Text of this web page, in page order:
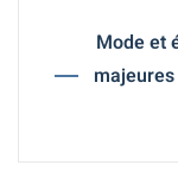
Mode et